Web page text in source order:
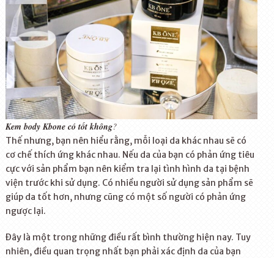
Kem body Kbone có tốt không?
Thế nhưng, bạn nên hiểu rằng, mỗi loại da khác nhau sẽ có
cơ chế thích ứng khác nhau. Nếu da của bạn có phản ứng tiêu
cực với sản phẩm bạn nên kiểm tra lại tình hình da tại bệnh
viện trước khi sử dụng. Có nhiều người sử dụng sản phẩm sẽ
giúp da tốt hơn, nhưng cũng có một số người có phản ứng
ngược lại.
Đây là một trong những điều rất bình thường hiện nay. Tuy
nhiên, điều quan trọng nhất bạn phải xác định da của bạn